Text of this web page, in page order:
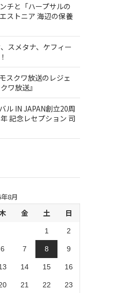
チと「ハープサルの
ストニア 海辺の保養
スメタナ、ケフィー
スクワ放送のレジェ
ワ放送』
ル IN JAPAN創立20周
記念レセプション 司
8月
金 土 日
1 2
6 7 8 9
14 15 16
21 22 23